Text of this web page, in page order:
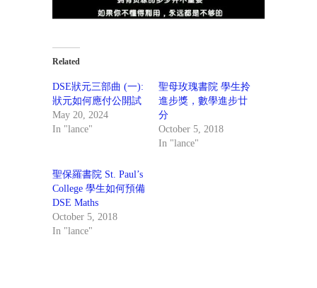
Related
DSE狀元三部曲 (一):
狀元如何應付公開試
May 20, 2024
In "lance"
聖母玫瑰書院 學生拎
進步獎，數學進步廿
分
October 5, 2018
In "lance"
聖保羅書院 St. Paul’s
College 學生如何預備
DSE Maths
October 5, 2018
In "lance"